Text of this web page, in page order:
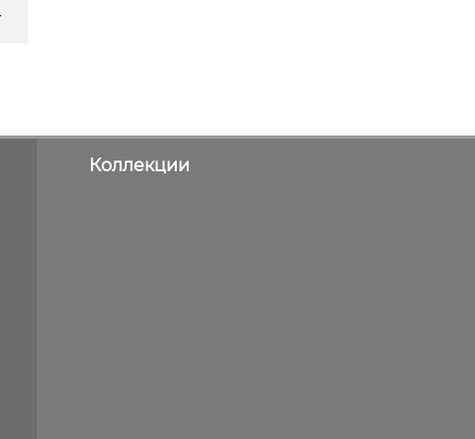
Коллекции